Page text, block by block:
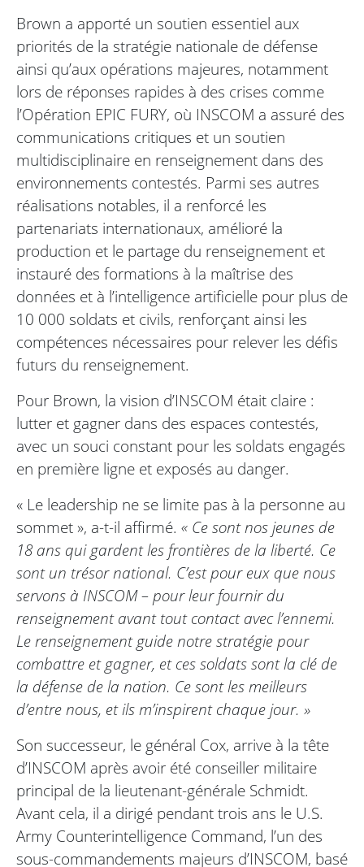
Brown a apporté un soutien essentiel aux
priorités de la stratégie nationale de défense
ainsi qu’aux opérations majeures, notamment
lors de réponses rapides à des crises comme
l’Opération EPIC FURY, où INSCOM a assuré des
communications critiques et un soutien
multidisciplinaire en renseignement dans des
environnements contestés. Parmi ses autres
réalisations notables, il a renforcé les
partenariats internationaux, amélioré la
production et le partage du renseignement et
instauré des formations à la maîtrise des
données et à l’intelligence artificielle pour plus de
10 000 soldats et civils, renforçant ainsi les
compétences nécessaires pour relever les défis
futurs du renseignement.
Pour Brown, la vision d’INSCOM était claire :
lutter et gagner dans des espaces contestés,
avec un souci constant pour les soldats engagés
en première ligne et exposés au danger.
« Le leadership ne se limite pas à la personne au
sommet », a-t-il affirmé. « Ce sont nos jeunes de
18 ans qui gardent les frontières de la liberté. Ce
sont un trésor national. C’est pour eux que nous
servons à INSCOM – pour leur fournir du
renseignement avant tout contact avec l’ennemi.
Le renseignement guide notre stratégie pour
combattre et gagner, et ces soldats sont la clé de
la défense de la nation. Ce sont les meilleurs
d’entre nous, et ils m’inspirent chaque jour. »
Son successeur, le général Cox, arrive à la tête
d’INSCOM après avoir été conseiller militaire
principal de la lieutenant-générale Schmidt.
Avant cela, il a dirigé pendant trois ans le U.S.
Army Counterintelligence Command, l’un des
sous-commandements majeurs d’INSCOM, basé